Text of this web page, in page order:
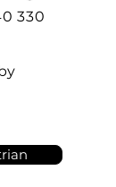
330